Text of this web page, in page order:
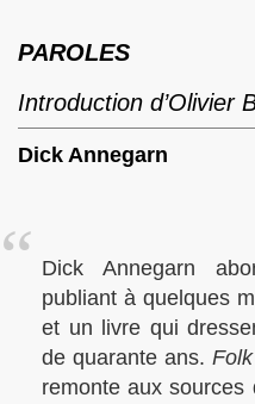
PAROLES
Introduction d’Olivier
Dick Annegarn
Dick Annegarn
publiant à quelques
et un livre qui
de quarante ans.
remonte aux sources